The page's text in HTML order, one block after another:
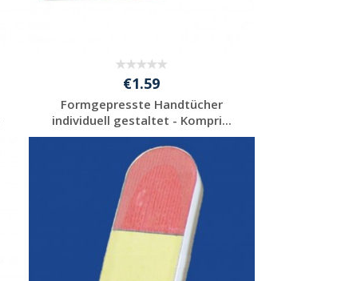
€1.59
Formgepresste Handtücher
individuell gestaltet - Kompri...
Individuelle
Werbeartikel
anfragen